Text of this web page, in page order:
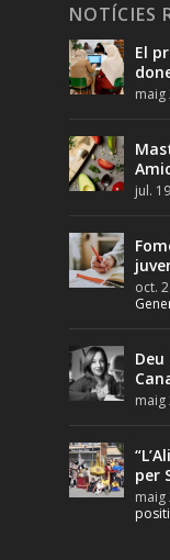
NOTÍCIES
El
maig
jul.
oct.
maig
per
maig